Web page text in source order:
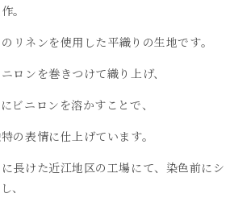
。
リネンを使用した平織りの生地です。
ロンを巻きつけて織り上げ、
ビニロンを溶かすことで、
の表情に仕上げています。
⻑けた近江地区の工場にて、染色前にシ
、